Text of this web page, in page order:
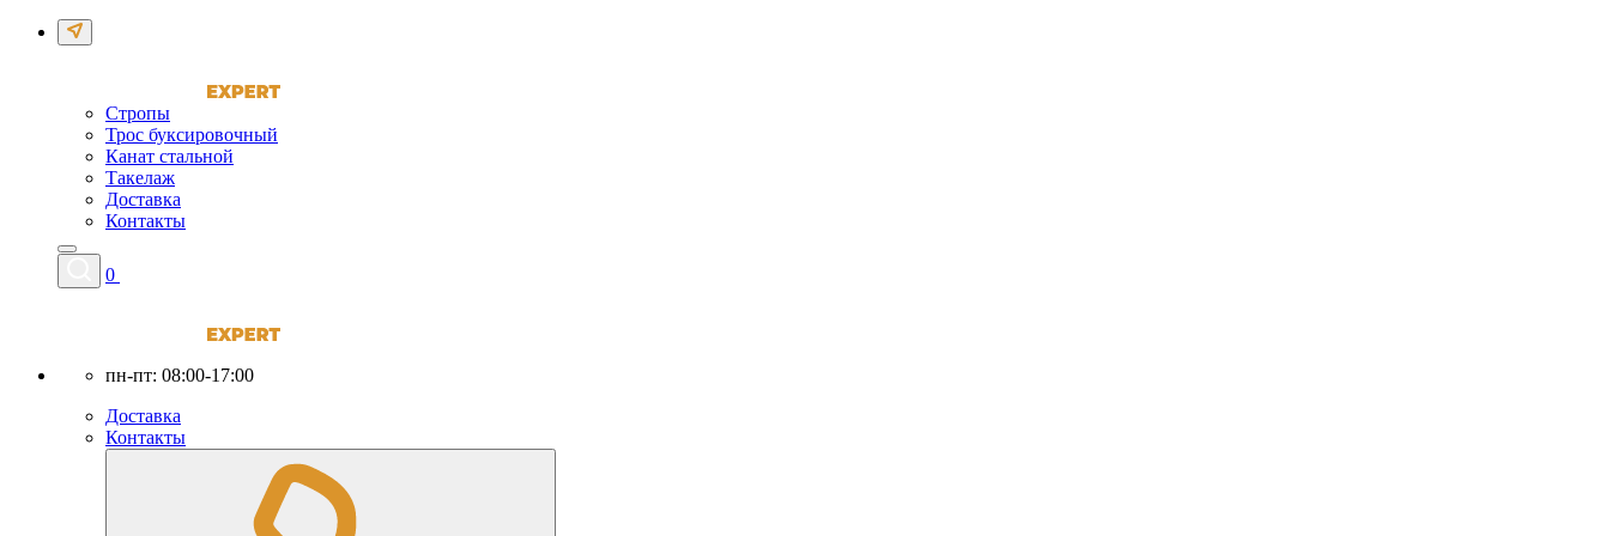
Стропы
Трос буксировочный
Канат стальной
Такелаж
Доставка
Контакты
0
пн-пт: 08:00-17:00
Доставка
Контакты